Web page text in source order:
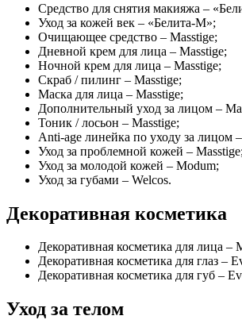
Средство для снятия макияжа –
Уход за кожей век – «Белита-М»;
Очищающее средство – Masstige;
Дневной крем для лица – Masstige;
Ночной крем для лица – Masstige;
Скраб / пилинг – Masstige;
Маска для лица – Masstige;
Дополнительный уход за лицом –
Тоник / лосьон – Masstige;
Anti-age линейка по уходу за лицом
Уход за проблемной кожей – Masstige;
Уход за молодой кожей – Modum;
Уход за губами – Welcos.
Декоративная косметика
Декоративная косметика для лица –
Декоративная косметика для глаз –
Декоративная косметика для губ –
Уход за телом